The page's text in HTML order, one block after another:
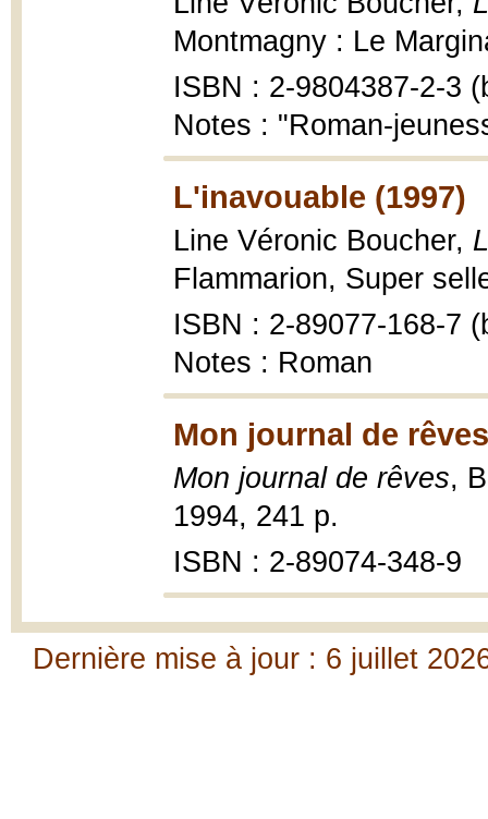
Montmagny : Le
ISBN : 2-9804387-2-3
Notes : "Roman-
L'inavouable (1997)
Line Véronic Boucher,
Flammarion, Super
ISBN : 2-89077-168-7
Notes : Roman
Mon journal de
Mon journal de rêves,
1994, 241 p.
ISBN : 2-89074-348-9
Dernière mise à jour : 6 juillet